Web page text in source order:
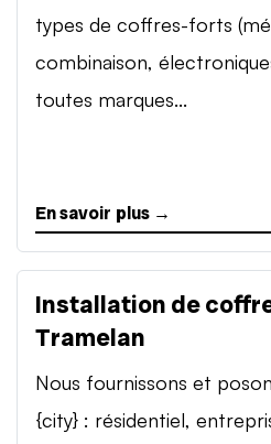
types de coffres-forts
combinaison,
toutes marques...
En savoir plus →
Installation de
Tramelan
Nous fournissons et
{city} : résidentiel,